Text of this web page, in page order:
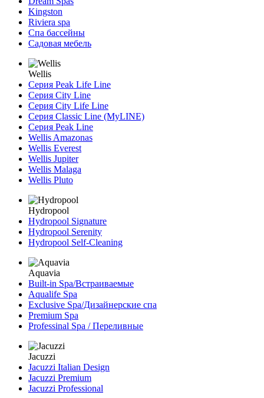
Kingston
Riviera spa
Спа бассейны
Садовая мебель
Wellis
Серия Peak Life Line
Серия City Line
Серия City Life Line
Серия Classic Line (MyLINE)
Серия Peak Line
Wellis Amazonas
Wellis Everest
Wellis Jupiter
Wellis Malaga
Wellis Pluto
Hydropool
Hydropool Signature
Hydropool Serenity
Hydropool Self-Сleaning
Aquavia
Built-in Spa/Встраиваемые
Aqualife Spa
Exclusive Spa/Дизайнерские спа
Premium Spa
Professinal Spa / Переливные
Jacuzzi
Jacuzzi Italian Design
Jacuzzi Premium
Jacuzzi Professional